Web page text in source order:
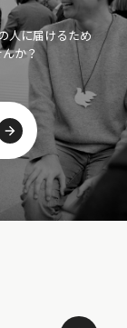
人に届けるため
か？